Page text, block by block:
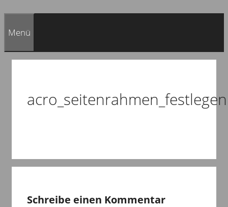
Menü
acro_seitenrahmen_festlegen
Schreibe einen Kommentar